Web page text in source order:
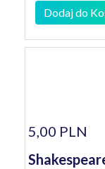
Dodaj do
5,00 PLN